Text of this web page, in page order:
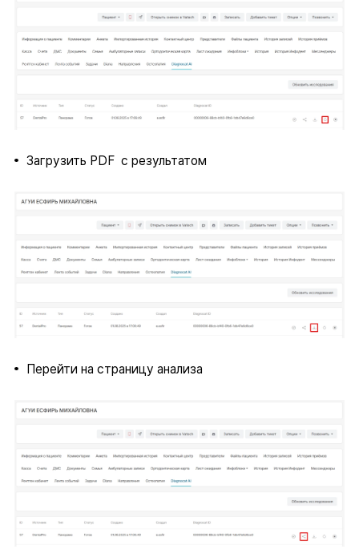
Загрузить PDF с результатом
Перейти на страницу анализа